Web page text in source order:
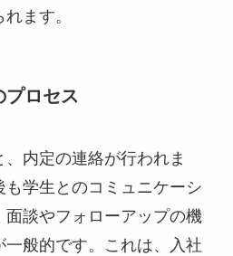
ます。
プロセス
内定の連絡が行われま
学生とのコミュニケーシ
面談やフォローアップの機
般的です。これは、入社